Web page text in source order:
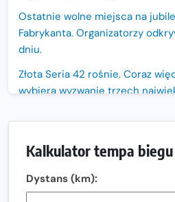
Ostatnie wolne miejsca na
Fabrykanta. Organizatorzy
dniu.
Złota Seria 42 rośnie. Coraz
wybiera wyzwanie trzech
Największy Bieg Powstania
Ponad 12 tysięcy uczestników
Kalkulator tempa biegu
Dystans (km):